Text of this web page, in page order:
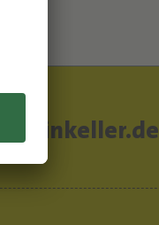
weinkeller.de